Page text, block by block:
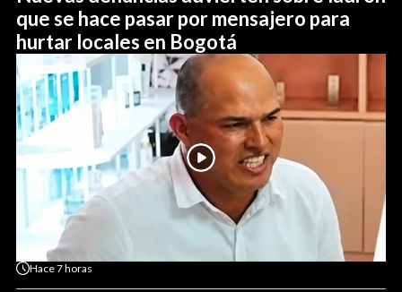
que se hace pasar por mensajero para
hurtar locales en Bogotá
Hace7 horas